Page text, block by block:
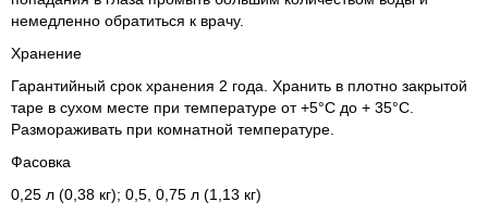
немедленно обратиться к врачу.
Хранение
Гарантийный срок хранения 2 года. Хранить в плотно закрытой
таре в сухом месте при температуре от +5°С до + 35°С.
Размораживать при комнатной температуре.
Фасовка
0,25 л (0,38 кг); 0,5, 0,75 л (1,13 кг)